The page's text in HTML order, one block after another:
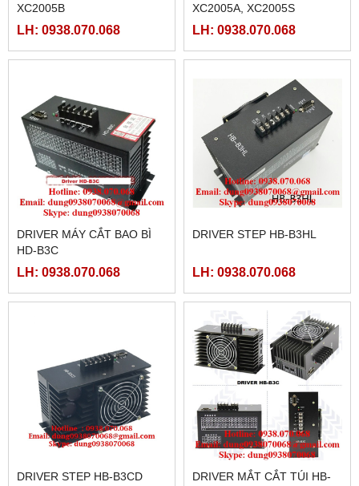
XC2005B
LH: 0938.070.068
XC2005A, XC2005S
LH: 0938.070.068
DRIVER MÁY CẮT BAO BÌ
HD-B3C
LH: 0938.070.068
DRIVER STEP HB-B3HL
LH: 0938.070.068
DRIVER STEP HB-B3CD
DRIVER MẮT CẮT TÚI HB-